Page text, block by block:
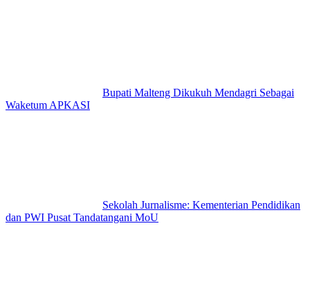
Bupati Malteng Dikukuh Mendagri Sebagai
Waketum APKASI
Sekolah Jurnalisme: Kementerian Pendidikan
dan PWI Pusat Tandatangani MoU